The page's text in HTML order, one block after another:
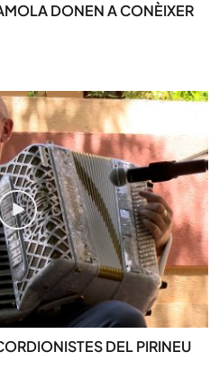
DONEN A CONÈIXER
DEL PIRINEU